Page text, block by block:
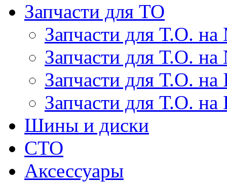
Запчасти для ТО
Запчасти для Т.О. на
Запчасти для Т.О. на
Запчасти для Т.О.
Запчасти для Т.О. на
Шины и диски
СТО
Аксессуары